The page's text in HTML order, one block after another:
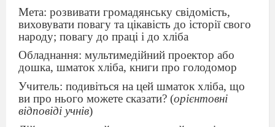
Мета: розвивати громадянську свідомість,
виховувати повагу та цікавість до історії свого
народу; повагу до праці і до хліба
Обладнання: мультимедійний проектор або
дошка, шматок хліба, книги про голодомор
Учитель: подивіться на цей шматок хліба, що
ви про нього можете сказати? (орієнтовні
відповіді учнів)